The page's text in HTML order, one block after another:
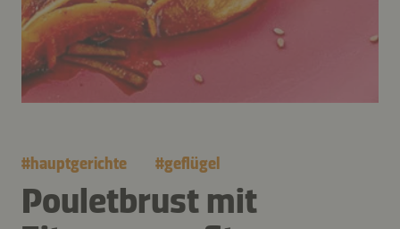
#hauptgerichte #geflügel
Pouletbrust mit